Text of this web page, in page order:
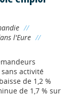
//
l'Eure //
activité
de 1,2 %
de 1,7 % sur